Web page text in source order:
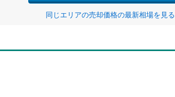
同じエリアの売却価格の最新相場を見る